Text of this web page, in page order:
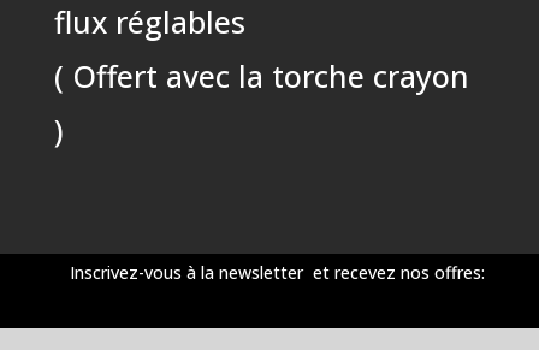
flux réglables
( Offert avec la torche crayon
)
Inscrivez-vous à la newsletter et recevez nos offres: